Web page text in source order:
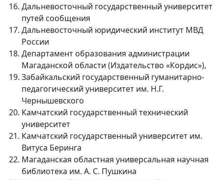
Дальневосточный государственный университет
путей сообщения
Дальневосточный юридический институт МВД
России
Департамент образования администрации
Магаданской области (Издательство «Кордис»),
Забайкальский государственный гуманитарно-
педагогический университет им. Н.Г.
Чернышевского
Камчатский государственный технический
университет
Камчатский государственный университет им.
Витуса Беринга
Магаданская областная универсальная научная
библиотека им. А. С. Пушкина